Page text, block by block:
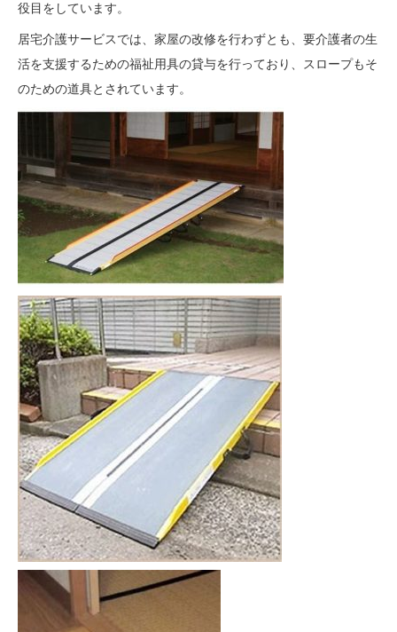
役目をしています。
居宅介護サービスでは、家屋の改修を行わずとも、要介護者の生
活を支援するための福祉用具の貸与を行っており、スロープもそ
のための道具とされています。